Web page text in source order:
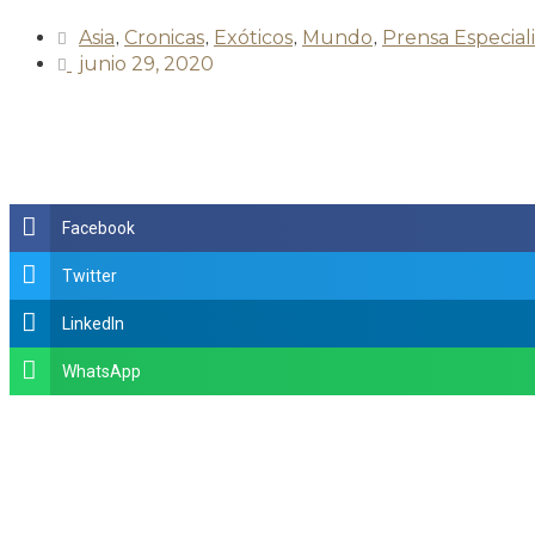
Asia, Cronicas, Exóticos, Mundo, Prensa
junio 29, 2020
Facebook
Twitter
LinkedIn
WhatsApp